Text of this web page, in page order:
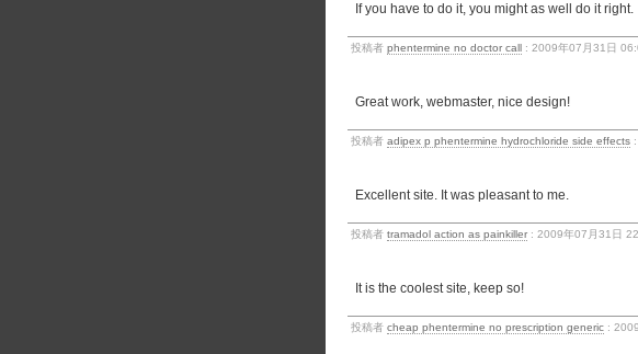
If you have to do it, you might as well do it right.
投稿者 phentermine no doctor call : 2009年07月31日
Great work, webmaster, nice design!
投稿者 adipex p phentermine hydrochloride side effects
Excellent site. It was pleasant to me.
投稿者 tramadol action as painkiller : 2009年07月31日
It is the coolest site, keep so!
投稿者 cheap phentermine no prescription generic :